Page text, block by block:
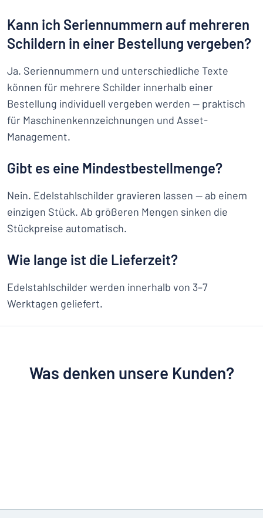
Kann ich Seriennummern auf mehreren
Schildern in einer Bestellung vergeben?
Ja. Seriennummern und unterschiedliche Texte
können für mehrere Schilder innerhalb einer
Bestellung individuell vergeben werden — praktisch
für Maschinenkennzeichnungen und Asset-
Management.
Gibt es eine Mindestbestellmenge?
Nein. Edelstahlschilder gravieren lassen — ab einem
einzigen Stück. Ab größeren Mengen sinken die
Stückpreise automatisch.
Wie lange ist die Lieferzeit?
Edelstahlschilder werden innerhalb von 3–7
Werktagen geliefert.
Was denken unsere Kunden?